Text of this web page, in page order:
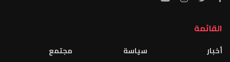
القائمة
أخبار
سياسة
مجتمع